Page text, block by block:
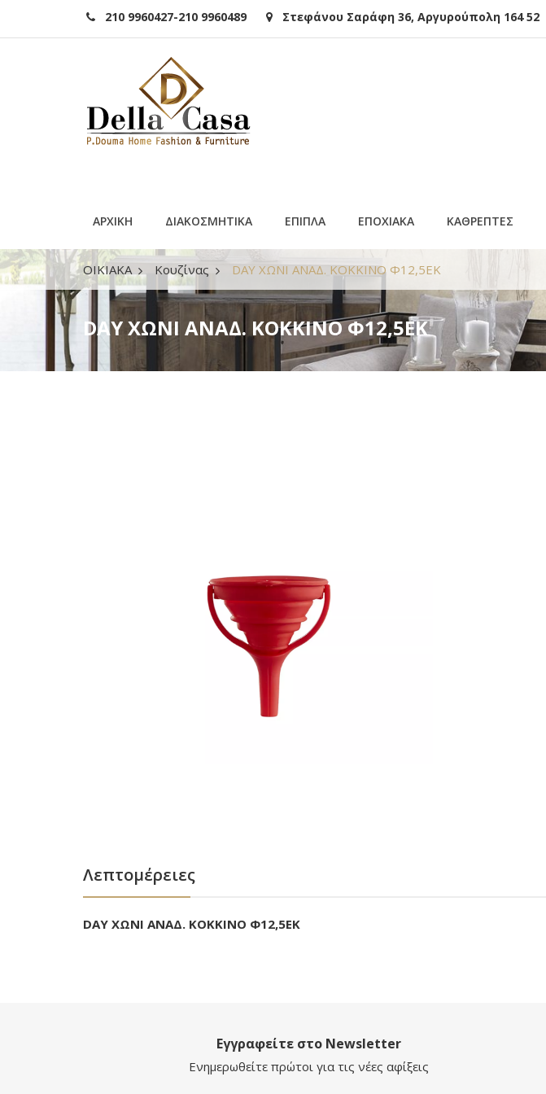
210 9960427-210 9960489 Στεφάνου Σαράφη 36, Αργυρούπολη 164 52
ΑΡΧΙΚΗ ΔΙΑΚΟΣΜΗΤΙΚΑ ΕΠΙΠΛΑ ΕΠΟΧΙΑΚΑ ΚΑΘΡΕΠΤΕΣ
ΟΙΚΙΑΚΑ Κουζίνας DAY ΧΩΝΙ ΑΝΑΔ. ΚΟΚΚΙΝΟ Φ12,5ΕΚ
DAY ΧΩΝΙ ΑΝΑΔ. ΚΟΚΚΙΝΟ Φ12,5ΕΚ
Λεπτομέρειες
DAY ΧΩΝΙ ΑΝΑΔ. ΚΟΚΚΙΝΟ Φ12,5ΕΚ
Εγγραφείτε στο Newsletter
Ενημερωθείτε πρώτοι για τις νέες αφίξεις